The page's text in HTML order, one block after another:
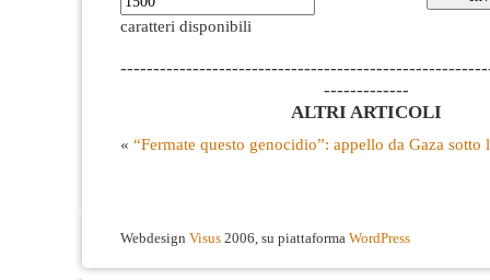
caratteri disponibili
-------------
ALTRI ARTICOLI
« “Fermate questo genocidio”: appello da Gaza sotto
Webdesign Visus 2006, su piattaforma WordPress